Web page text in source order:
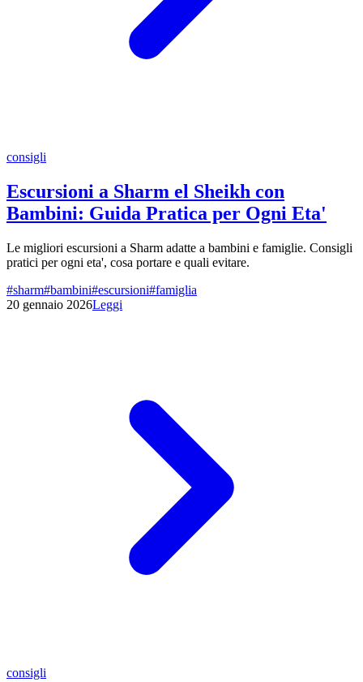
consigli
Escursioni a Sharm el Sheikh con
Bambini: Guida Pratica per Ogni Eta'
Le migliori escursioni a Sharm adatte a bambini e famiglie. Consigli
pratici per ogni eta', cosa portare e quali evitare.
#sharm#bambini#escursioni#famiglia
20 gennaio 2026Leggi
consigli